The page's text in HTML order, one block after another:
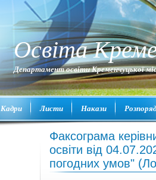
Освіта
Департамент освіти Кременчуцької
Кадри Листи Накази
Факсограма
освіти від
погодних умов"